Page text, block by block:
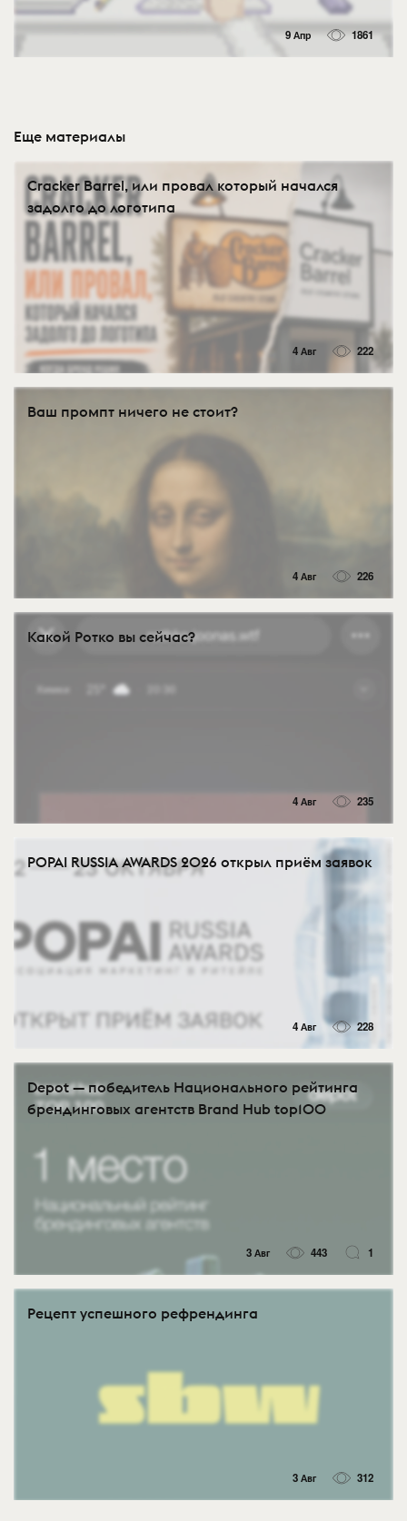
9 Апр 1861
Еще материалы
Cracker Barrel, или провал который начался
задолго до логотипа
4 Авг 222
Ваш промпт ничего не стоит?
4 Авг 226
Какой Ротко вы сейчас?
4 Авг 235
POPAI RUSSIA AWARDS 2026 открыл приём заявок
4 Авг 228
Depot — победитель Национального рейтинга
брендинговых агентств Brand Hub top100
3 Авг 443 1
Рецепт успешного рефрендинга
3 Авг 312